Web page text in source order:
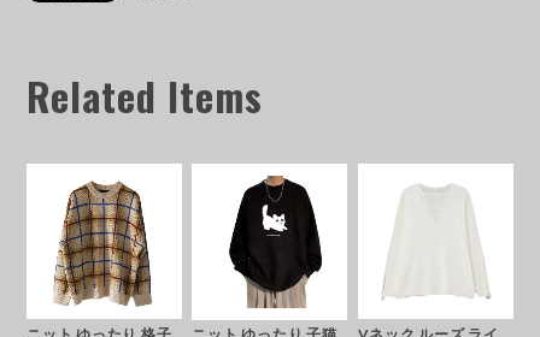
Related Items